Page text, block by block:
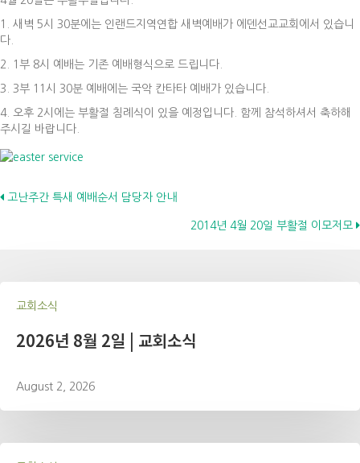
1. 새벽 5시 30분에는 인랜드지역연합 새벽예배가 에덴선교교회에서 있습니
다.
2. 1부 8시 예배는 기존 예배형식으로 드립니다.
3. 3부 11시 30분 예배에는 국악 칸타타 예배가 있습니다.
4. 오후 2시에는 부활절 침례식이 있을 예정입니다. 함께 참석하셔서 축하해
주시길 바랍니다.
Posts
고난주간 특새 예배순서 담당자 안내
2014년 4월 20일 부활절 이모저모
교회소식
2026년 8월 2일 | 교회소식
August 2, 2026